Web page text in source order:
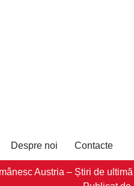
Despre noi Contacte
Austria – Știri de